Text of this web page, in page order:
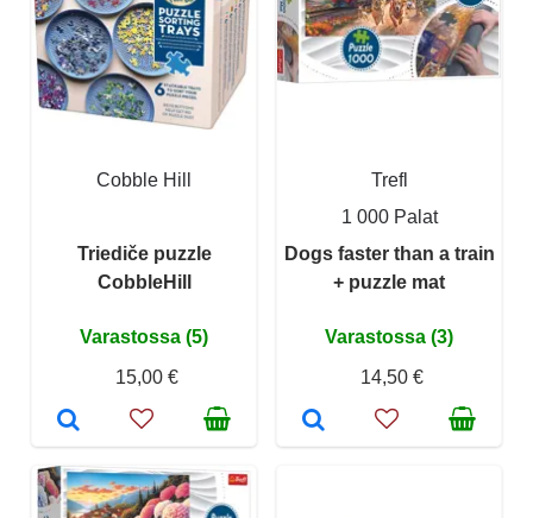
Cobble Hill
Triediče puzzle
CobbleHill
Varastossa (5)
15,00 €
Trefl
1 000 Palat
Dogs faster than a train
+ puzzle mat
Varastossa (3)
14,50 €